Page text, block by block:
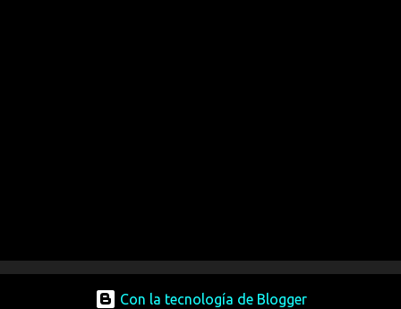
Con la tecnología de Blogger